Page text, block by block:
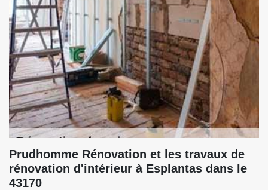
Prudhomme Rénovation et les travaux de
rénovation d'intérieur à Esplantas dans le
43170